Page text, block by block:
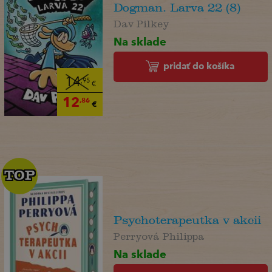
14,95€
12,86€
Dogman. Larva 22 (8)
Dav Pilkey
Na sklade
pridať do košíka
TOP
TOP
Psychoterapeutka v akcii
Perryová Philippa
Na sklade